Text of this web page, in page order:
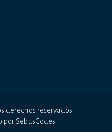
derechos reservados
por SebasCodes